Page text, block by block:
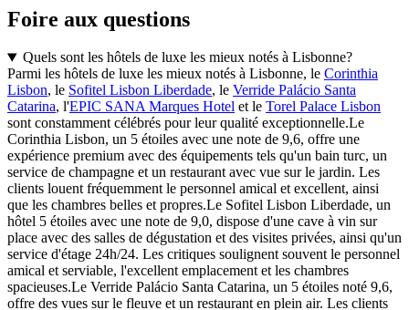
Foire aux questions
Quels sont les hôtels de luxe les mieux notés à Lisbonne?
Parmi les hôtels de luxe les mieux notés à Lisbonne, le Corinthia
Lisbon, le Sofitel Lisbon Liberdade, le Verride Palácio Santa
Catarina, l'EPIC SANA Marques Hotel et le Torel Palace Lisbon
sont constamment célébrés pour leur qualité exceptionnelle.Le
Corinthia Lisbon, un 5 étoiles avec une note de 9,6, offre une
expérience premium avec des équipements tels qu'un bain turc, un
service de champagne et un restaurant avec vue sur le jardin. Les
clients louent fréquemment le personnel amical et excellent, ainsi
que les chambres belles et propres.Le Sofitel Lisbon Liberdade, un
hôtel 5 étoiles avec une note de 9,0, dispose d'une cave à vin sur
place avec des salles de dégustation et des visites privées, ainsi qu'un
service d'étage 24h/24. Les critiques soulignent souvent le personnel
amical et serviable, l'excellent emplacement et les chambres
spacieuses.Le Verride Palácio Santa Catarina, un 5 étoiles noté 9,6,
offre des vues sur le fleuve et un restaurant en plein air. Les clients